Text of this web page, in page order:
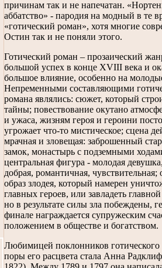
причинам так и не напечатан.
аббатство» - пародия на модный в те
«готический роман», хотя многие
Остин так и не поняли этого.
Готический роман – прозаический
большой успех в конце ХVIII века и
большое влияние, особенно на
Непременными составляющими
романа являлись: сюжет, который
тайны; повествование окутано
и ужаса, жизням героя и героини
угрожает что-то мистическое; сцена
мрачная и зловещая: заброшенный
замок, монастырь с подземными
центральная фигура - молодая
добрая, романтичная, чувствительная;
образ злодея, который намерен
главных героев, или завладеть
но в результате силы зла побеждены,
финале награждается супружеским
положением в обществе и богатством.
Любимицей поклонников готического
поры его расцвета стала Анна